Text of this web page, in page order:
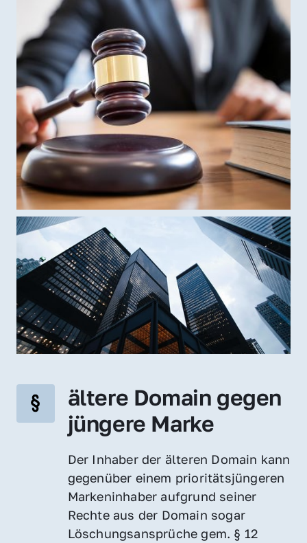
ältere Domain gegen
jüngere Marke
Der Inhaber der älteren Domain kann
gegenüber einem prioritätsjüngeren
Markeninhaber aufgrund seiner
Rechte aus der Domain sogar
Löschungsansprüche gem. § 12